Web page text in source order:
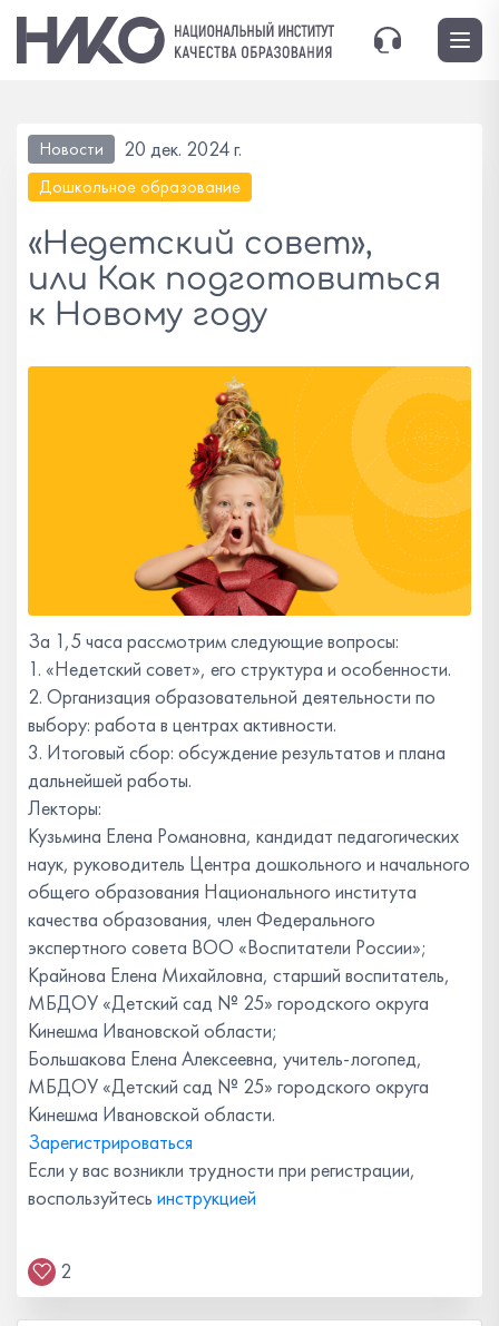
Новости 20 дек. 2024 г.
Дошкольное образование
«Недетский совет»,
или Как подготовиться
к Новому году
За 1,5 часа рассмотрим следующие вопросы:
1. «Недетский совет», его структура и особенности.
2. Организация образовательной деятельности по
выбору: работа в центрах активности.
3. Итоговый сбор: обсуждение результатов и плана
дальнейшей работы.
Лекторы:
Кузьмина Елена Романовна, кандидат педагогических
наук, руководитель Центра дошкольного и начального
общего образования Национального института
качества образования, член Федерального
экспертного совета ВОО «Воспитатели России»;
Крайнова Елена Михайловна, старший воспитатель,
МБДОУ «Детский сад № 25» городского округа
Кинешма Ивановской области;
Большакова Елена Алексеевна, учитель-логопед,
МБДОУ «Детский сад № 25» городского округа
Кинешма Ивановской области.
Зарегистрироваться
Если у вас возникли трудности при регистрации,
воспользуйтесь инструкцией
2